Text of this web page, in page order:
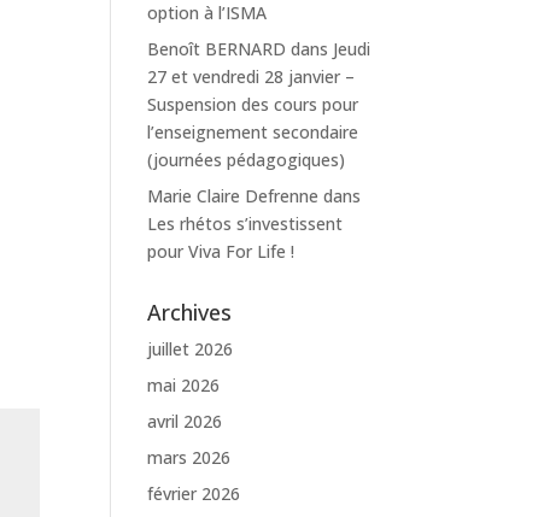
option à l’ISMA
Benoît BERNARD dans Jeudi
27 et vendredi 28 janvier –
Suspension des cours pour
l’enseignement secondaire
(journées pédagogiques)
Marie Claire Defrenne dans
Les rhétos s’investissent
pour Viva For Life !
Archives
juillet 2026
mai 2026
avril 2026
mars 2026
février 2026